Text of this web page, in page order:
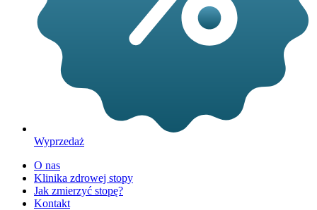
Wyprzedaż
O nas
Klinika zdrowej stopy
Jak zmierzyć stopę?
Kontakt